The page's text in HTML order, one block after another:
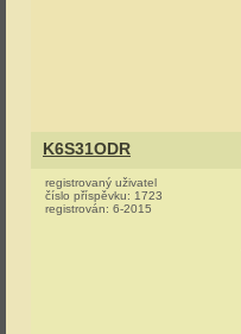
K6S31ODR
registrovaný uživatel
číslo příspěvku: 1723
registrován: 6-2015